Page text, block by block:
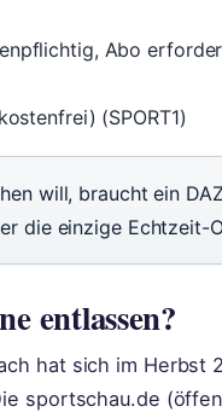
Abo
(SPORT1)
will, braucht ein
die einzige Echtzeit-
entlassen?
hat sich im Herbst
sportschau.de